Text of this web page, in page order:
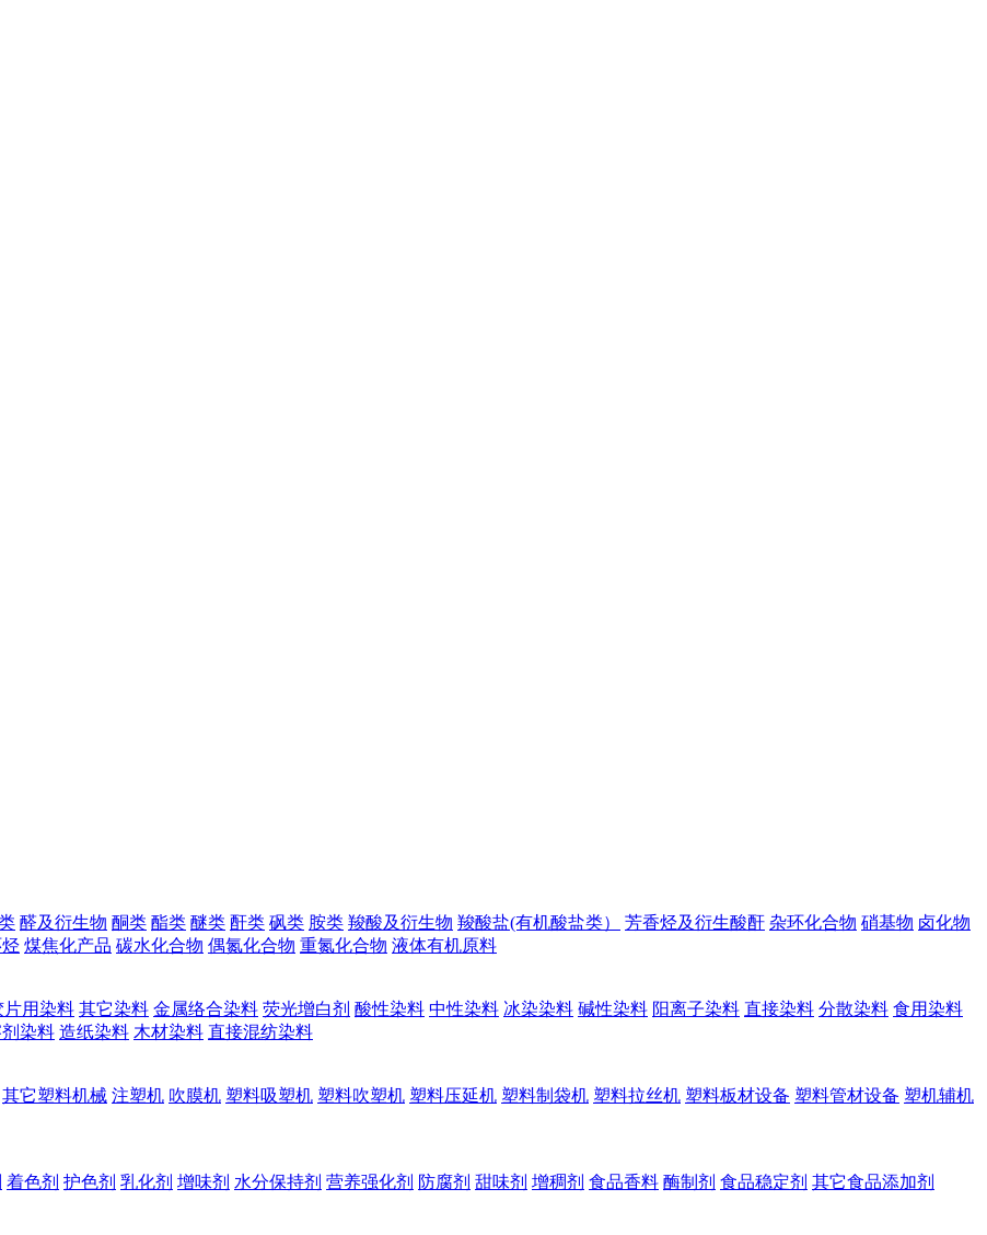
醛及衍生物 酮类 酯类 醚类 酐类 砜类 胺类 羧酸及衍生物 羧酸盐(有机酸盐类） 芳香烃及衍生酸酐 杂环化合物 硝基物 卤化物
烃 煤焦化产品 碳水化合物 偶氮化合物 重氮化合物 液体有机原料
片用染料 其它染料 金属络合染料 荧光增白剂 酸性染料 中性染料 冰染染料 碱性染料 阳离子染料 直接染料 分散染料 食用染料
染料 造纸染料 木材染料 直接混纺染料
其它塑料机械 注塑机 吹膜机 塑料吸塑机 塑料吹塑机 塑料压延机 塑料制袋机 塑料拉丝机 塑料板材设备 塑料管材设备 塑机辅机
着色剂 护色剂 乳化剂 增味剂 水分保持剂 营养强化剂 防腐剂 甜味剂 增稠剂 食品香料 酶制剂 食品稳定剂 其它食品添加剂